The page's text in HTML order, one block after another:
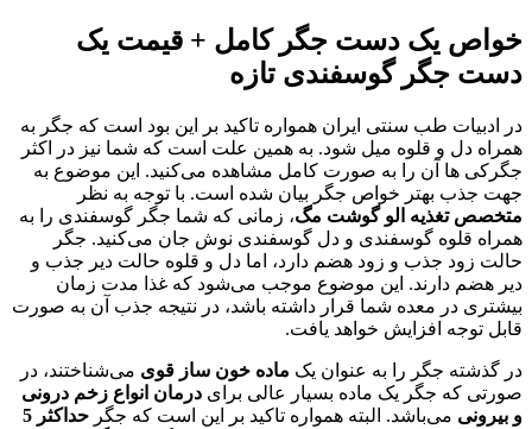
خواص یک دست جگر کامل + قیمت یک
دست جگر گوسفندی تازه
در ادبیات طب سنتی ایران همواره تاکید بر این بود است که جگر به
همراه دل و قلوه میل شود. به همین علت است که شما نیز در اکثر
جگرکی ها آن را به صورت کامل مشاهده می‌کنید. این موضوع به
جهت جذب بهتر خواص جگر بیان شده است. با توجه به نظر
متخصص تغذیه الو گوشت مگ، زمانی که شما جگر گوسفندی را به
همراه قلوه گوسفندی و دل گوسفندی نوش جان می‌کنید. جگر
حالت زود جذب و زود هضم دارد، اما دل و قلوه حالت دیر جذب و
دیر هضم دارند. این موضوع موجب می‌شود که غذا مدت زمان
بیشتری در معده شما قرار داشته باشد، در نتیجه جذب آن به صورت
قابل توجه افزایش خواهد یافت.
در گذشته جگر را به عنوان یک ماده خون ساز قوی می‌شناختند، در
صورتی که جگر یک ماده بسیار عالی برای درمان انواع زخم درونی
و بیرونی می‌باشد. البته همواره تاکید بر این است که جگر
حداکثر 5